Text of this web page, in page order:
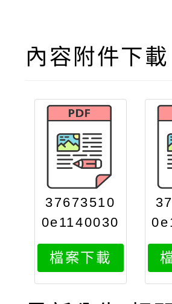
內容附件下載
37673510
0e1140030
035attach
3
檔案下載